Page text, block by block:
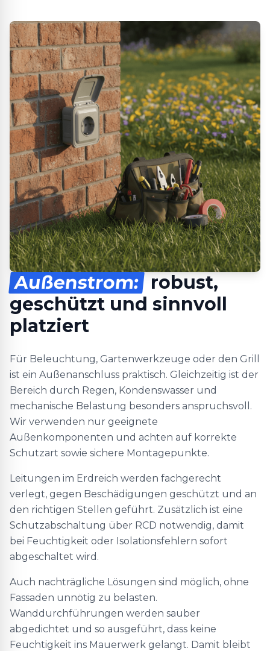
Außenstrom: robust,
geschützt und sinnvoll
platziert
Für Beleuchtung, Gartenwerkzeuge oder den Grill
ist ein Außenanschluss praktisch. Gleichzeitig ist der
Bereich durch Regen, Kondenswasser und
mechanische Belastung besonders anspruchsvoll.
Wir verwenden nur geeignete
Außenkomponenten und achten auf korrekte
Schutzart sowie sichere Montagepunkte.
Leitungen im Erdreich werden fachgerecht
verlegt, gegen Beschädigungen geschützt und an
den richtigen Stellen geführt. Zusätzlich ist eine
Schutzabschaltung über RCD notwendig, damit
bei Feuchtigkeit oder Isolationsfehlern sofort
abgeschaltet wird.
Auch nachträgliche Lösungen sind möglich, ohne
Fassaden unnötig zu belasten.
Wanddurchführungen werden sauber
abgedichtet und so ausgeführt, dass keine
Feuchtigkeit ins Mauerwerk gelangt. Damit bleibt